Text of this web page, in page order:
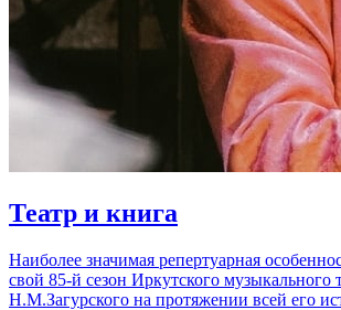
Театр и книга
Наиболее значимая репертуарная
свой 85-й сезон Иркутского музыкального
Н.М.Загурского на протяжении всей его